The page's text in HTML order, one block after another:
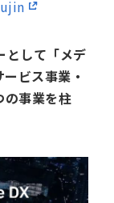
として「メデ
ビス事業・
の事業を柱